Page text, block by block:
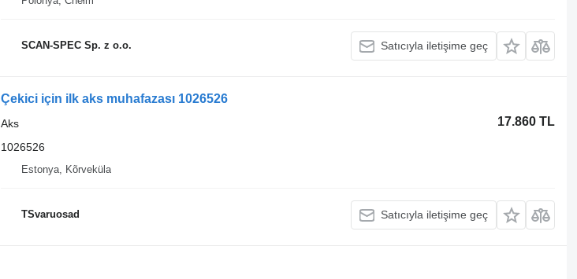
SCAN-SPEC Sp. z o.o. Satıcıyla iletişime geç
Çekici için ilk aks muhafazası 1026526
17.860 TL
Aks
1026526
Estonya, Kõrveküla
TSvaruosad Satıcıyla iletişime geç